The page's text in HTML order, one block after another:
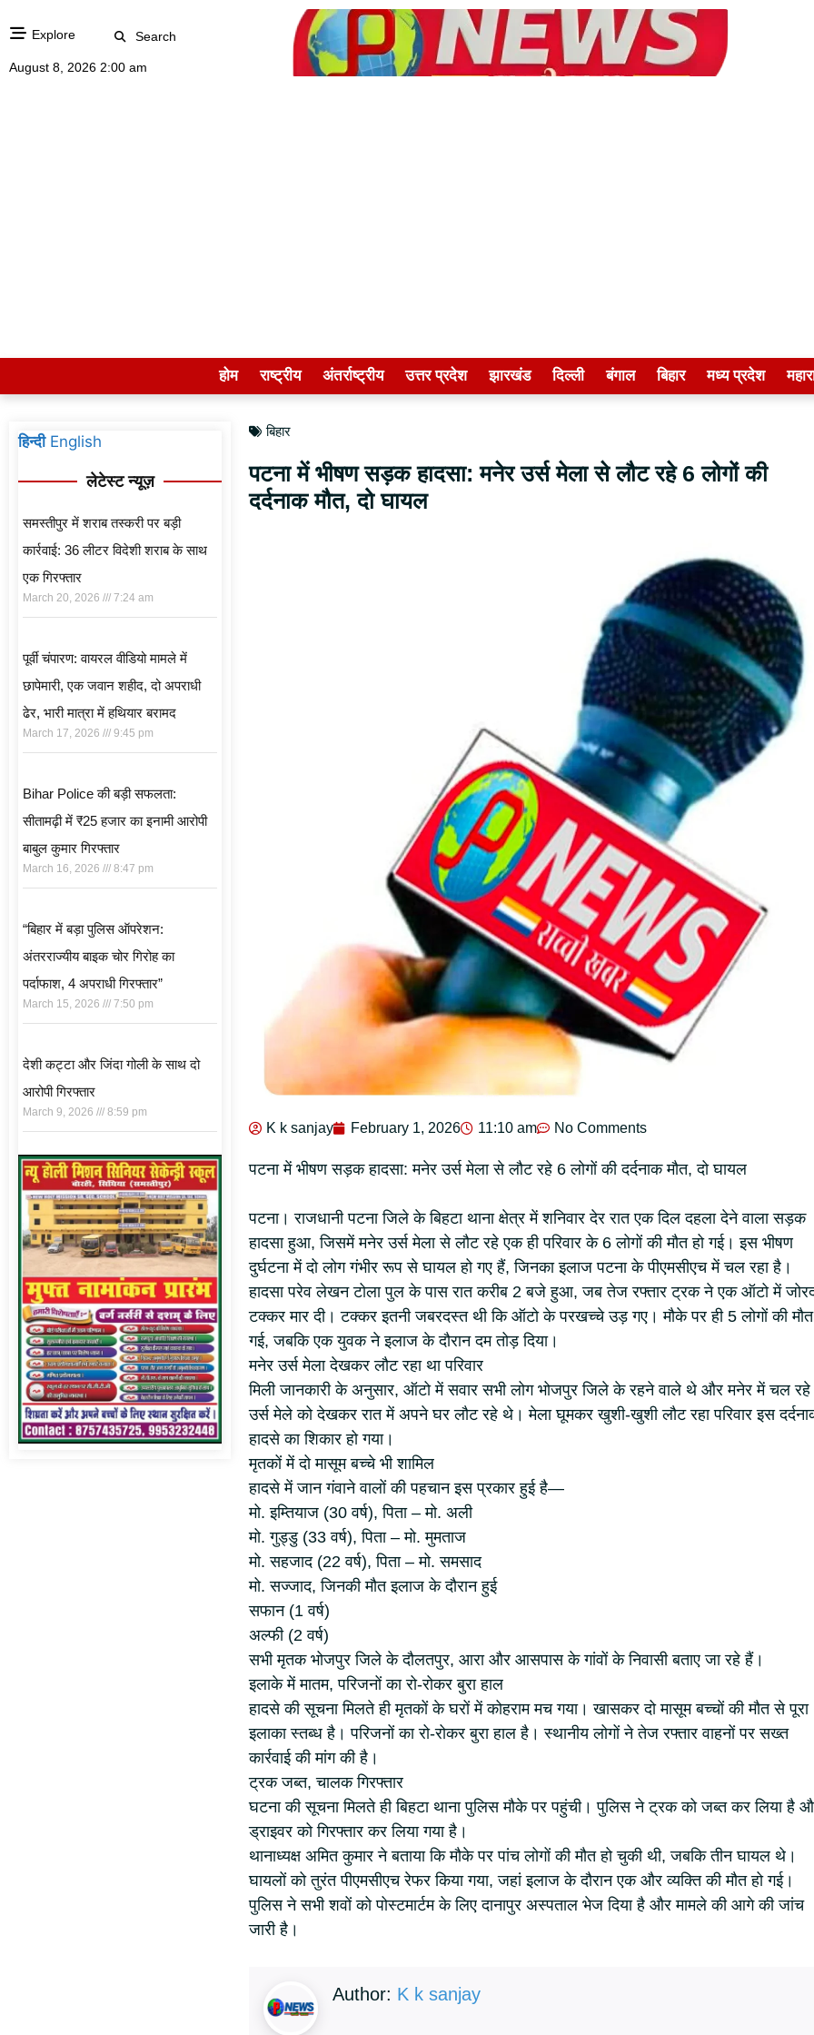
Explore Search
August 8, 2026 2:00 am
होम राष्ट्रीय अंतर्राष्ट्रीय उत्तर प्रदेश झारखंड दिल्ली बंगाल बिहार मध्य प्रदेश
हिन्दी English
लेटेस्ट न्यूज़
समस्तीपुर में शराब तस्करी पर बड़ी
कार्रवाई: 36 लीटर विदेशी शराब के साथ
एक गिरफ्तार
March 20, 2026 7:24 am
पूर्वी चंपारण: वायरल वीडियो मामले में
छापेमारी, एक जवान शहीद, दो अपराधी
ढेर, भारी मात्रा में हथियार बरामद
March 17, 2026 9:45 pm
Bihar Police की बड़ी सफलता:
सीतामढ़ी में ₹25 हजार का इनामी आरोपी
बाबुल कुमार गिरफ्तार
March 16, 2026 8:47 pm
“बिहार में बड़ा पुलिस ऑपरेशन:
अंतरराज्यीय बाइक चोर गिरोह का
पर्दाफाश, 4 अपराधी गिरफ्तार”
March 15, 2026 7:50 pm
देशी कट्टा और जिंदा गोली के साथ दो
आरोपी गिरफ्तार
March 9, 2026 8:59 pm
बिहार
पटना में भीषण सड़क हादसा: मनेर उर्स मेला से लौट रहे 6 लोगों की
दर्दनाक मौत, दो घायल
K k sanjay February 1, 2026 11:10 am No Comments
पटना में भीषण सड़क हादसा: मनेर उर्स मेला से लौट रहे 6 लोगों की दर्दनाक मौत, दो घायल
पटना। राजधानी पटना जिले के बिहटा थाना क्षेत्र में शनिवार देर रात एक दिल दहला देने वाला सड़क
हादसा हुआ, जिसमें मनेर उर्स मेला से लौट रहे एक ही परिवार के 6 लोगों की मौत हो गई। इस भीषण
दुर्घटना में दो लोग गंभीर रूप से घायल हो गए हैं, जिनका इलाज पटना के पीएमसीएच में चल रहा है।
हादसा परेव लेखन टोला पुल के पास रात करीब 2 बजे हुआ, जब तेज रफ्तार ट्रक ने एक ऑटो में
टक्कर मार दी। टक्कर इतनी जबरदस्त थी कि ऑटो के परखच्चे उड़ गए। मौके पर ही 5 लोगों की मौत
गई, जबकि एक युवक ने इलाज के दौरान दम तोड़ दिया।
मनेर उर्स मेला देखकर लौट रहा था परिवार
मिली जानकारी के अनुसार, ऑटो में सवार सभी लोग भोजपुर जिले के रहने वाले थे और मनेर में चल रहे
उर्स मेले को देखकर रात में अपने घर लौट रहे थे। मेला घूमकर खुशी-खुशी लौट रहा परिवार इस
हादसे का शिकार हो गया।
मृतकों में दो मासूम बच्चे भी शामिल
हादसे में जान गंवाने वालों की पहचान इस प्रकार हुई है—
मो. इम्तियाज (30 वर्ष), पिता – मो. अली
मो. गुड्डु (33 वर्ष), पिता – मो. मुमताज
मो. सहजाद (22 वर्ष), पिता – मो. समसाद
मो. सज्जाद, जिनकी मौत इलाज के दौरान हुई
सफान (1 वर्ष)
अल्फी (2 वर्ष)
सभी मृतक भोजपुर जिले के दौलतपुर, आरा और आसपास के गांवों के निवासी बताए जा रहे हैं।
इलाके में मातम, परिजनों का रो-रोकर बुरा हाल
हादसे की सूचना मिलते ही मृतकों के घरों में कोहराम मच गया। खासकर दो मासूम बच्चों की मौत से पूरा
इलाका स्तब्ध है। परिजनों का रो-रोकर बुरा हाल है। स्थानीय लोगों ने तेज रफ्तार वाहनों पर सख्त
कार्रवाई की मांग की है।
ट्रक जब्त, चालक गिरफ्तार
घटना की सूचना मिलते ही बिहटा थाना पुलिस मौके पर पहुंची। पुलिस ने ट्रक को जब्त कर लिया है
ड्राइवर को गिरफ्तार कर लिया गया है।
थानाध्यक्ष अमित कुमार ने बताया कि मौके पर पांच लोगों की मौत हो चुकी थी, जबकि तीन घायल थे।
घायलों को तुरंत पीएमसीएच रेफर किया गया, जहां इलाज के दौरान एक और व्यक्ति की मौत हो गई।
पुलिस ने सभी शवों को पोस्टमार्टम के लिए दानापुर अस्पताल भेज दिया है और मामले की आगे की जांच
जारी है।
Author: K k sanjay